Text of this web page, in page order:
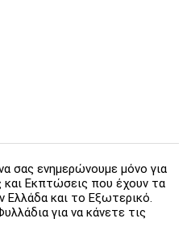
σας ενημερώνουμε μόνο για
Εκπτώσεις που έχουν τα
Ελλάδα και το Εξωτερικό.
για να κάνετε τις